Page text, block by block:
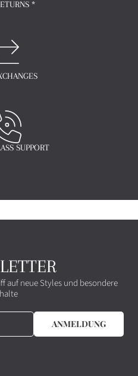
*
SUPPORT
auf neue Styles und besondere
ANMELDUNG